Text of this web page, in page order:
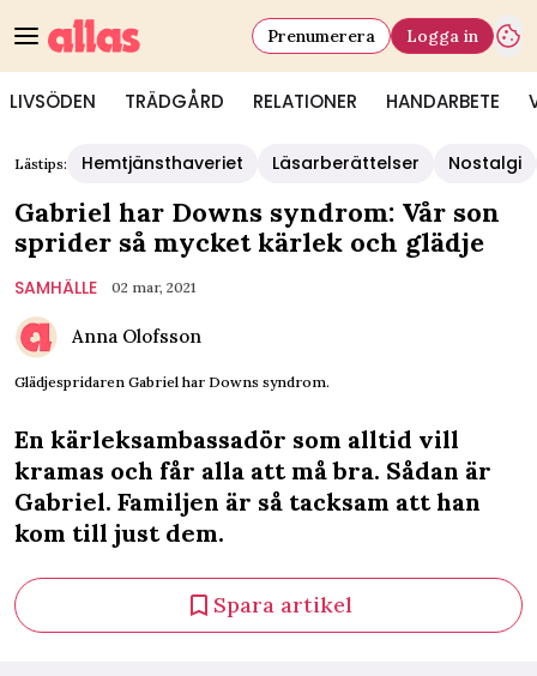
LIVSÖDEN TRÄDGÅRD RELATIONER HANDARBETE
Prenumerera Logga in
Lästips: Hemtjänsthaveriet Läsarberättelser Nostalgi
Gabriel har Downs syndrom: Vår son
sprider så mycket kärlek och glädje
SAMHÄLLE 02 mar, 2021
Anna Olofsson
Glädjespridaren Gabriel har Downs syndrom.
En kärleksambassadör som alltid vill
kramas och får alla att må bra. Sådan är
Gabriel. Familjen är så tacksam att han
kom till just dem.
Spara artikel